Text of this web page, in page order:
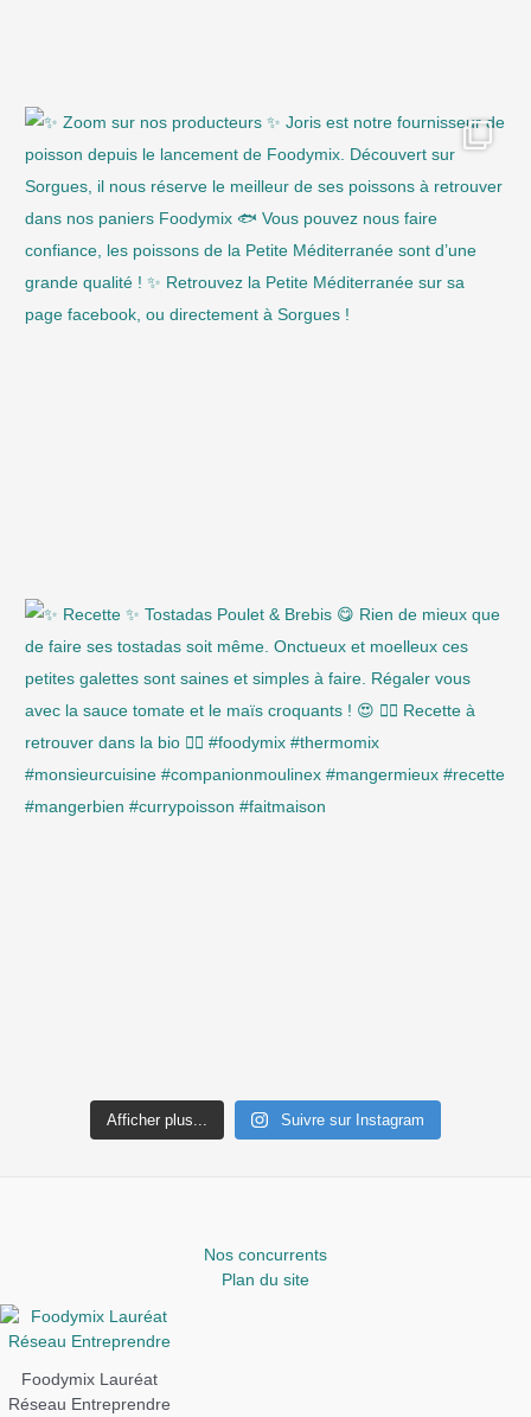
Afficher plus... Suivre sur Instagram
Nos concurrents
Plan du site
Foodymix Lauréat
Réseau Entreprendre